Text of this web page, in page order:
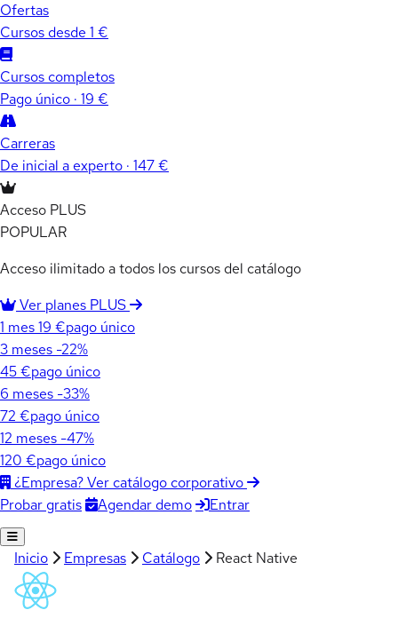
Ofertas
Cursos desde 1 €
Cursos completos
Pago único · 19 €
Carreras
De inicial a experto · 147 €
Acceso PLUS
POPULAR
Acceso ilimitado a todos los cursos del catálogo
Ver planes PLUS
1 mes19 €pago único
3 meses -22%
45 €pago único
6 meses -33%
72 €pago único
12 meses -47%
120 €pago único
¿Empresa? Ver catálogo corporativo
Probar gratis
Agendar demo Entrar
Inicio Empresas Catálogo React Native